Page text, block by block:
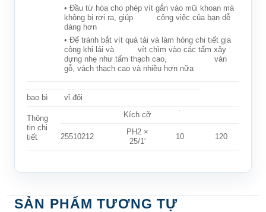
• Đầu từ hóa cho phép vít gắn vào mũi khoan mà
không bị rơi ra, giúp công việc của bạn dễ
dàng hơn
• Để tránh bắt vít quá tải và làm hỏng chi tiết gia
công khi lái và vít chìm vào các tấm xây
dựng nhẹ như tấm thạch cao, ván
gỗ, vách thạch cao và nhiều hơn nữa
bao bì vỉ đôi
Thông
tin chi
tiết
Kích cỡ
25510212
PH2 ×
25/1′
10 120
SẢN PHẨM TƯƠNG TỰ